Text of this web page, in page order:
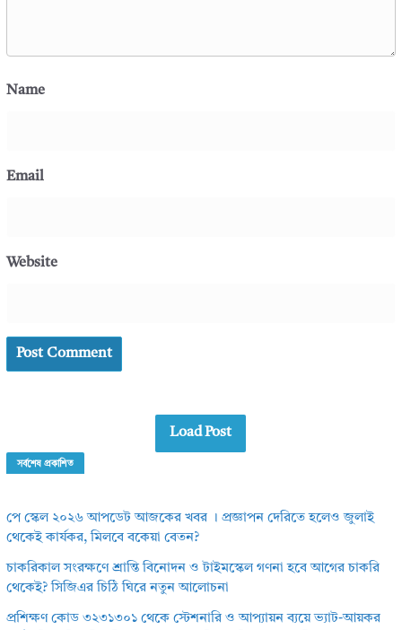
Name
Email
Website
Load Post
সর্বশেষ প্রকাশিত
পে স্কেল ২০২৬ আপডেট আজকের খবর । প্রজ্ঞাপন দেরিতে হলেও জুলাই
থেকেই কার্যকর, মিলবে বকেয়া বেতন?
চাকরিকাল সংরক্ষণে শ্রান্তি বিনোদন ও টাইমস্কেল গণনা হবে আগের চাকরি
থেকেই? সিজিএর চিঠি ঘিরে নতুন আলোচনা
প্রশিক্ষণ কোড ৩২৩১৩০১ থেকে স্টেশনারি ও আপ্যায়ন ব্যয়ে ভ্যাট-আয়কর